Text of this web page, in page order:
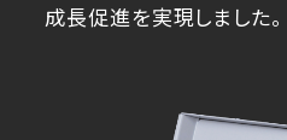
成長促進を実現しました。